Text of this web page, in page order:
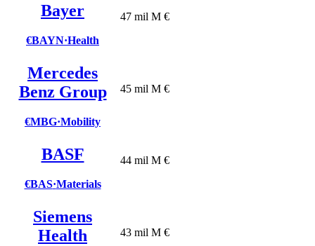
Bayer
€BAYN·Health
47 mil M €
Mercedes
Benz Group
€MBG·Mobility
45 mil M €
BASF
€BAS·Materials
44 mil M €
Siemens
Health
43 mil M €